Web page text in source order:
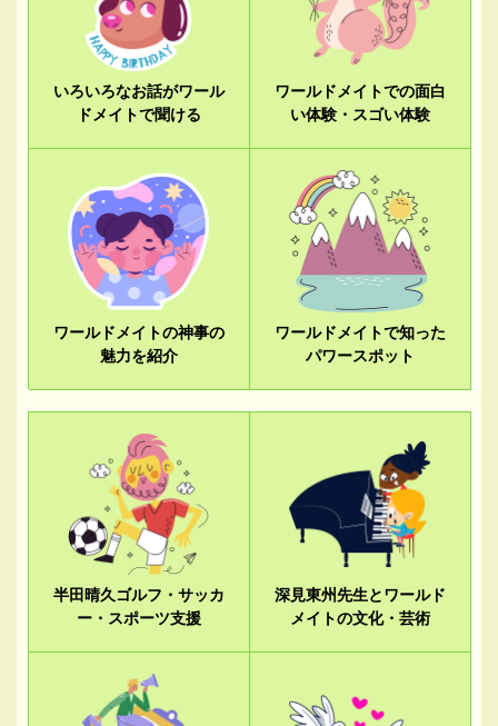
いろいろなお話がワール
ドメイトで聞ける
ワールドメイトでの面白
い体験・スゴい体験
ワールドメイトの神事の
魅力を紹介
ワールドメイトで知った
パワースポット
半田晴久ゴルフ・サッカ
ー・スポーツ支援
深見東州先生とワールド
メイトの文化・芸術